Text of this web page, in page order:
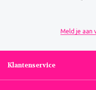
Meld je aan
Klantenservice